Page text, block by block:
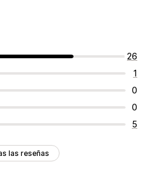
26
1
0
0
5
las reseñas